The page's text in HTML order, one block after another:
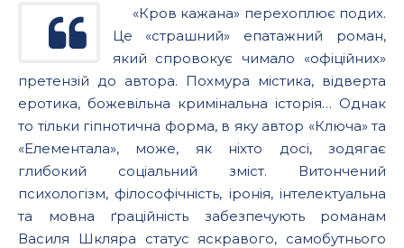
«Кров кажана» перехоплює подих.
Це «страшний» епатажний роман,
який спровокує чимало «офіційних»
претензій до автора. Похмура містика, відверта
еротика, божевільна кримінальна історія… Однак
то тільки гіпнотична форма, в яку автор «Ключа» та
«Елементала», може, як ніхто досі, зодягає
глибокий соціальний зміст. Витончений
психологізм, філософічність, іронія, інтелектуальна
та мовна ґраційність забезпечують романам
Василя Шкляра статус яскравого, самобутнього